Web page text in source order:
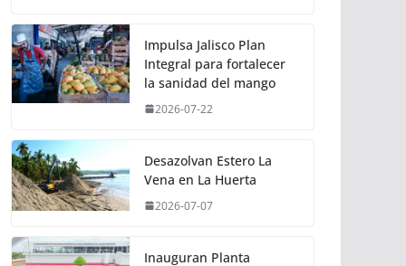
Impulsa Jalisco Plan
Integral para fortalecer
la sanidad del mango
2026-07-22
Desazolvan Estero La
Vena en La Huerta
2026-07-07
Inauguran Planta